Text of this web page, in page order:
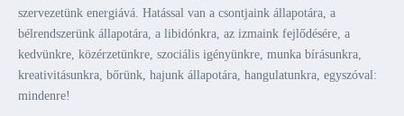
szervezetünk energiává. Hatással van a csontjaink állapotára, a
bélrendszerünk állapotára, a libidónkra, az izmaink fejlődésére, a
kedvünkre, közérzetünkre, szociális igényünkre, munka bírásunkra,
kreativitásunkra, bőrünk, hajunk állapotára, hangulatunkra, egyszóval:
mindenre!